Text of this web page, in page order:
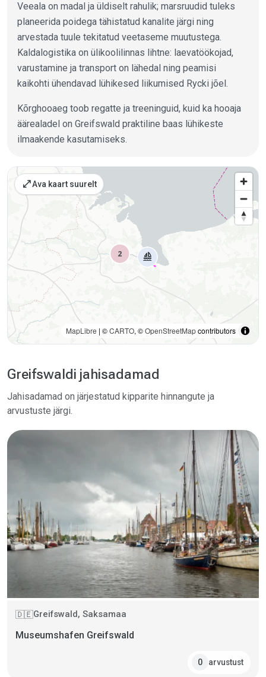
Veeala on madal ja üldiselt rahulik; marsruudid tuleks
planeerida poidega tähistatud kanalite järgi ning
arvestada tuule tekitatud veetaseme muutustega.
Kaldalogistika on ülikoolilinnas lihtne: laevatöökojad,
varustamine ja transport on lähedal ning peamisi
kaikohti ühendavad lühikesed liikumised Rycki jõel.
Kõrghooaeg toob regatte ja treeninguid, kuid ka hooaja
äärealadel on Greifswald praktiline baas lühikeste
ilmaakende kasutamiseks.
Kohad kaardil
open_in_fullAva kaart suurelt
MapLibre | ©CARTO, ©OpenStreetMapcontributors
Greifswaldi jahisadamad
Jahisadamad on järjestatud kipparite hinnangute ja
arvustuste järgi.
🇩🇪Greifswald, Saksamaa
Museumshafen Greifswald
0 arvustust